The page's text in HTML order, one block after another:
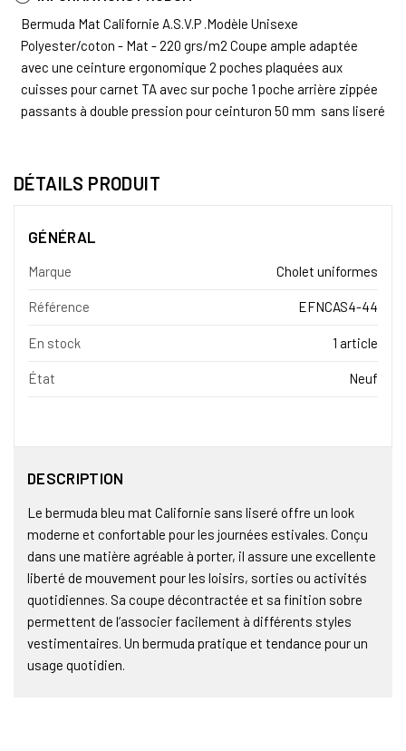
Bermuda Mat Californie A.S.V.P .Modèle Unisexe
Polyester/coton - Mat - 220 grs/m2 Coupe ample adaptée
avec une ceinture ergonomique 2 poches plaquées aux
cuisses pour carnet TA avec sur poche 1 poche arrière zippée
passants à double pression pour ceinturon 50 mm sans liseré
DÉTAILS PRODUIT
GÉNÉRAL
Marque Cholet uniformes
Référence EFNCAS4-44
En stock 1 article
État Neuf
DESCRIPTION
Le bermuda bleu mat Californie sans liseré offre un look
moderne et confortable pour les journées estivales. Conçu
dans une matière agréable à porter, il assure une excellente
liberté de mouvement pour les loisirs, sorties ou activités
quotidiennes. Sa coupe décontractée et sa finition sobre
permettent de l’associer facilement à différents styles
vestimentaires. Un bermuda pratique et tendance pour un
usage quotidien.